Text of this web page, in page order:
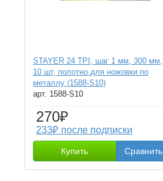
STAYER 24 TPI, шаг 1 мм, 300 мм,
10 шт, полотно для ножовки по
металлу (1588-S10)
арт. 1588-S10
270₽
233₽ после подписки
Купить Сравнить